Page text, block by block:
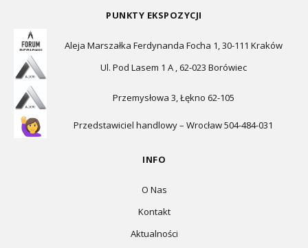
PUNKTY EKSPOZYCJI
Aleja Marszałka Ferdynanda Focha 1, 30-111 Kraków
Ul. Pod Lasem 1 A , 62-023 Borówiec
Przemysłowa 3, Łękno 62-105
Przedstawiciel handlowy – Wrocław 504-484-031
INFO
O Nas
Kontakt
Aktualności